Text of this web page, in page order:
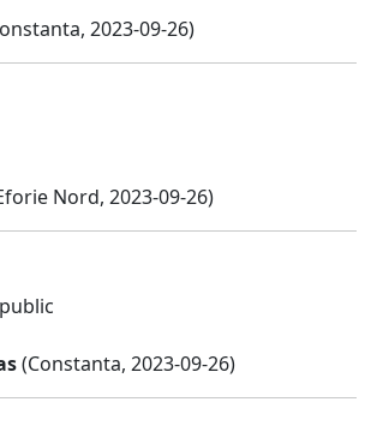
2023-09-26)
Nord, 2023-09-26)
(Constanta, 2023-09-26)